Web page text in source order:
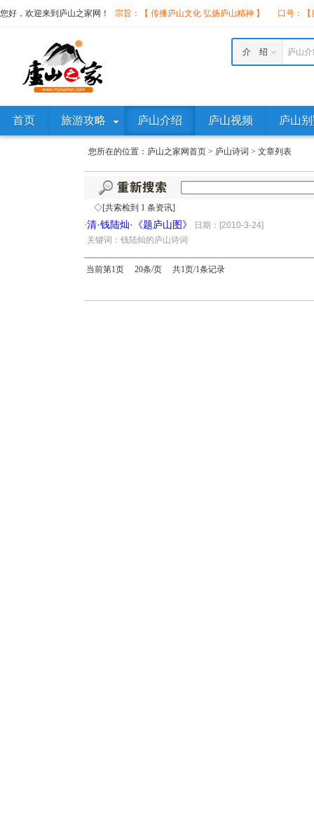
您好，欢迎来到庐山之家网！ 宗旨：【 传播庐山文化 弘扬庐山精神 】 口号：
庐山
介 绍
首页 旅游攻略 庐山介绍 庐山视频 庐山
您所在的位置： 庐山之家网首页 > 庐山诗词 > 文章列表
◇[共索检到 1 条资讯]
·清·钱陆灿·《题庐山图》
日期：[2010-3-24]
关键词：钱陆灿的庐山诗词
当前第1页 20条/页 共1页/1条记录